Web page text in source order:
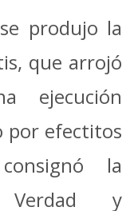
produjo la
que arrojó
ejecución
por efectitos
la
y